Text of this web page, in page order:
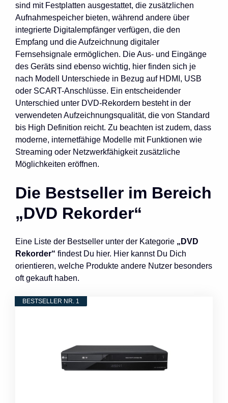
sind mit Festplatten ausgestattet, die zusätzlichen
Aufnahmespeicher bieten, während andere über
integrierte Digitalempfänger verfügen, die den
Empfang und die Aufzeichnung digitaler
Fernsehsignale ermöglichen. Die Aus- und Eingänge
des Geräts sind ebenso wichtig, hier finden sich je
nach Modell Unterschiede in Bezug auf HDMI, USB
oder SCART-Anschlüsse. Ein entscheidender
Unterschied unter DVD-Rekordern besteht in der
verwendeten Aufzeichnungsqualität, die von Standard
bis High Definition reicht. Zu beachten ist zudem, dass
moderne, internetfähige Modelle mit Funktionen wie
Streaming oder Netzwerkfähigkeit zusätzliche
Möglichkeiten eröffnen.
Die Bestseller im Bereich
„DVD Rekorder“
Eine Liste der Bestseller unter der Kategorie „DVD
Rekorder“ findest Du hier. Hier kannst Du Dich
orientieren, welche Produkte andere Nutzer besonders
oft gekauft haben.
BESTSELLER NR. 1